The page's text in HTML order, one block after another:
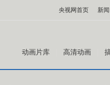
央视网首页 新闻
动画片库 高清动画